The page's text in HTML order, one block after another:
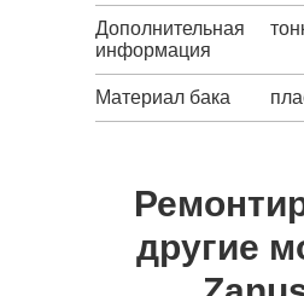
Дополнительная
информация
Материал бака
другие